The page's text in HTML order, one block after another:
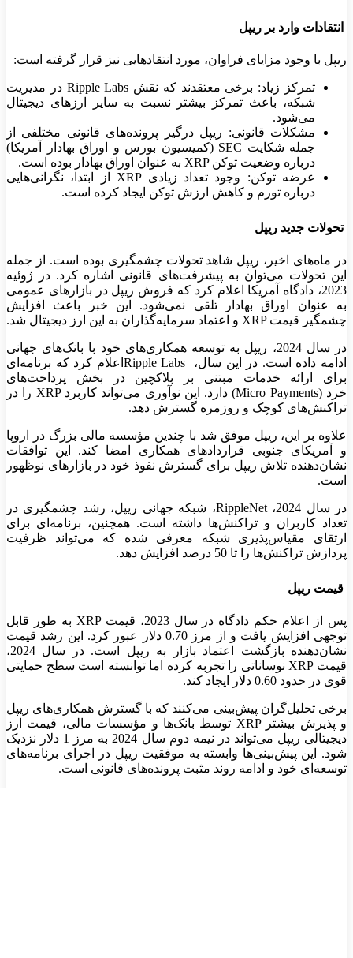
انتقادات وارد بر ریپل
ریپل با وجود مزایای فراوان، مورد انتقادهایی نیز قرار گرفته است:
تمرکز زیاد: برخی معتقدند که نقش Ripple Labsدر مدیریت
شبکه، باعث تمرکز بیشتر نسبت به سایر ارزهای دیجیتال
می‌شود.
مشکلات قانونی: ریپل درگیر پرونده‌های قانونی مختلفی از
جمله شکایت SEC(کمیسیون بورس و اوراق بهادار آمریکا)
درباره وضعیت توکن XRP به عنوان اوراق بهادار بوده است.
عرضه توکن: وجود تعداد زیادی XRP
از ابتدا، نگرانی‌هایی
درباره تورم و کاهش ارزش توکن ایجاد کرده است.
تحولات جدید ریپل
در ماه‌های اخیر، ریپل شاهد تحولات چشمگیری بوده است. از جمله
این تحولات می‌توان به پیشرفت‌های قانونی اشاره کرد. در ژوئیه
2023، دادگاه آمریکا اعلام کرد که
فروش ریپل در بازارهای عمومی
به عنوان اوراق بهادار تلقی نمی‌شود. این خبر باعث افزایش
چشمگیر قیمت XRP و اعتماد سرمایه‌گذاران به این ارز دیجیتال شد.
در سال 2024، ریپل به توسعه همکاری‌های خود با بانک‌های جهانی
ادامه داده است. در این سال،
Ripple Labs اعلام کرد که برنامه‌ای
برای ارائه خدمات مبتنی بر بلاکچین در بخش پرداخت‌های
خرد (Micro Payments) دارد. این نوآوری می‌تواند کاربرد XRP را در
تراکنش‌های کوچک و روزمره گسترش دهد.
علاوه بر این، ریپل موفق شد با چندین مؤسسه مالی بزرگ در اروپا
و آمریکای جنوبی قراردادهای همکاری امضا کند. این توافقات
نشان‌دهنده تلاش ریپل برای گسترش نفوذ خود در بازارهای نوظهور
است.
در سال 2024، RippleNet، شبکه جهانی ریپل، رشد چشمگیری در
تعداد کاربران و تراکنش‌ها داشته است. همچنین، برنامه‌ای برای
ارتقای مقیاس‌پذیری شبکه معرفی شده که می‌تواند ظرفیت
پردازش تراکنش‌ها را تا 50 درصد افزایش دهد
.
قیمت ریپل
پس از اعلام حکم دادگاه در سال 2023، قیمت XRP به طور قابل
توجهی افزایش یافت و از مرز 0.70 دلار عبور کرد. این رشد قیمت
نشان‌دهنده بازگشت اعتماد بازار به ریپل است. در سال 2024،
قیمت XRP نوساناتی را تجربه کرده اما توانسته است سطح حمایتی
قوی در حدود 0.60 دلار ایجاد کند
.
برخی تحلیل‌گران پیش‌بینی می‌کنند که با گسترش همکاری‌های ریپل
و پذیرش بیشتر XRP توسط بانک‌ها و مؤسسات مالی، قیمت ارز
دیجیتالی ریپل
می‌تواند در نیمه دوم سال 2024 به مرز 1 دلار نزدیک
شود. این پیش‌بینی‌ها وابسته به موفقیت ریپل در اجرای برنامه‌های
توسعه‌ای خود و ادامه روند مثبت پرونده‌های قانونی است.